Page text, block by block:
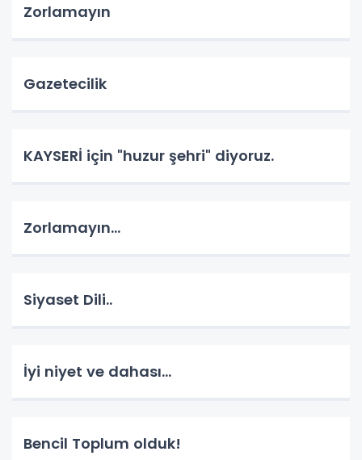
Zorlamayın
Gazetecilik
KAYSERİ için "huzur şehri" diyoruz.
Zorlamayın...
Siyaset Dili..
İyi niyet ve dahası...
Bencil Toplum olduk!